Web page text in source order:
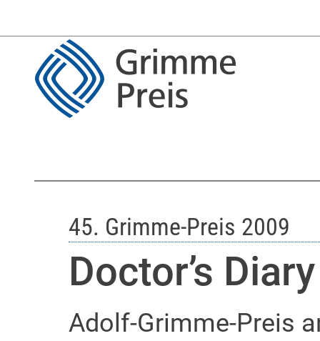
45. Grimme-Preis 2009
Doctor’s
Adolf-Grimme-Preis